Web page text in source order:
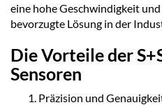
eine hohe Geschwindigkeit
bevorzugte Lösung in der
Die Vorteile der
Sensoren
Präzision und